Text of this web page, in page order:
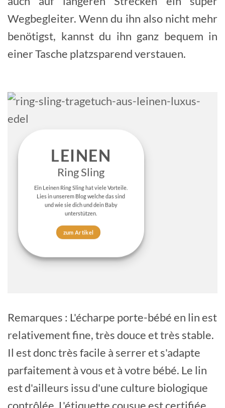
Wegbegleiter. Wenn du ihn also nicht mehr
benötigst, kannst du ihn ganz bequem in
einer Tasche platzsparend verstauen.
LEINEN
Ring Sling
Ein Leinen Ring Sling hat viele Vorteile.
Lies in unserem Blog welche das sind
und wie sie dich und dein Baby
unterstützen.
zum Artikel
Remarques : L'écharpe porte-bébé en lin est
relativement fine, très douce et très stable.
Il est donc très facile à serrer et s'adapte
parfaitement à vous et à votre bébé. Le lin
est d'ailleurs issu d'une culture biologique
contrôlée. L'étiquette cousue est certifiée